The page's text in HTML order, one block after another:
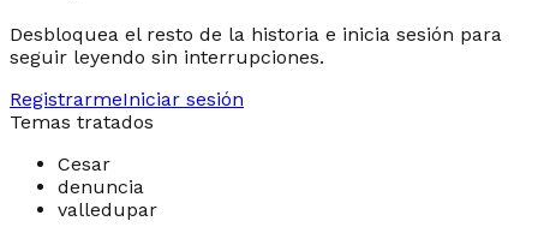
Desbloquea el resto de la historia e inicia sesión para
seguir leyendo sin interrupciones.
RegistrarmeIniciar sesión
Temas tratados
Cesar
denuncia
valledupar